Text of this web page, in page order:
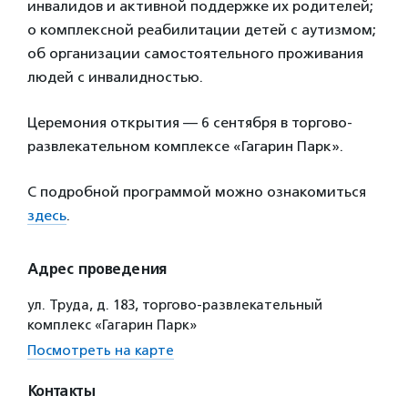
инвалидов и активной поддержке их родителей;
о комплексной реабилитации детей с аутизмом;
об организации самостоятельного проживания
людей с инвалидностью.
Церемония открытия — 6 сентября в торгово-
развлекательном комплексе «Гагарин Парк».
С подробной программой можно ознакомиться
здесь.
Адрес проведения
ул. Труда, д. 183, торгово-развлекательный
комплекс «Гагарин Парк»
Посмотреть на карте
Контакты